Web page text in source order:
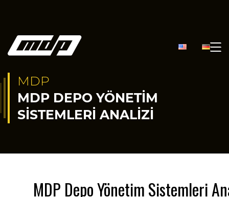
MDP
MDP DEPO YÖNETIM
SISTEMLERI ANALIZI